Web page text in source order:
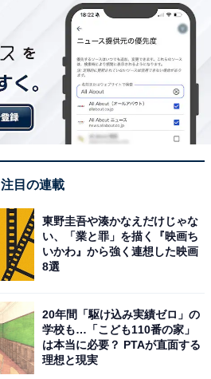
注目の連載
東野圭吾や湊かなえだけじゃな
い、「業と罪」を描く『映画ち
いかわ』から強く連想した映画
8選
20年間「駆け込み実績ゼロ」の
学校も…「こども110番の家」
は本当に必要？ PTAが直面する
理想と現実